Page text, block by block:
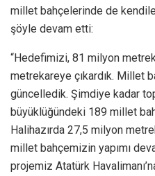
millet bahçelerinde de
şöyle devam etti:
“Hedefimizi, 81 milyon
metrekareye çıkardık. Millet
güncelledik. Şimdiye kadar
büyüklüğündeki 189 millet
Halihazırda 27,5 milyon
millet bahçemizin yapımı
projemiz Atatürk